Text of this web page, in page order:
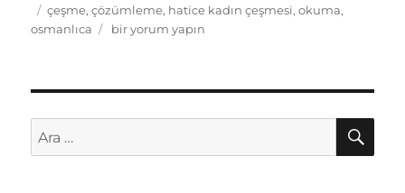
tarihi
Etiketler
çeşme,çözümleme, hatice kadın çeşmesi,okuma,
osmanlıca
Hatice
bir yorum yapın
Ara: